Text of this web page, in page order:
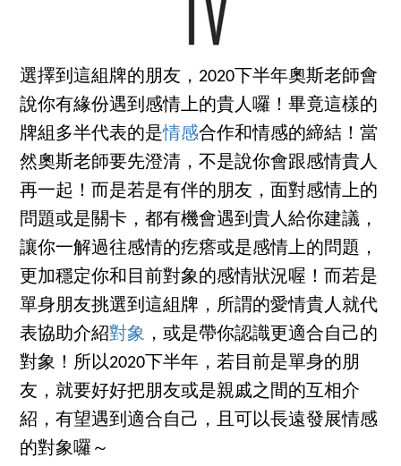
選擇到這組牌的朋友，2020下半年奧斯老師會
說你有緣份遇到感情上的貴人囉！畢竟這樣的
牌組多半代表的是情感合作和情感的締結！當
然奧斯老師要先澄清，不是說你會跟感情貴人
再一起！而是若是有伴的朋友，面對感情上的
問題或是關卡，都有機會遇到貴人給你建議，
讓你一解過往感情的疙瘩或是感情上的問題，
更加穩定你和目前對象的感情狀況喔！而若是
單身朋友挑選到這組牌，所謂的愛情貴人就代
表協助介紹對象 ，或是帶你認識更適合自己的
對象！所以2020下半年，若目前是單身的朋
友，就要好好把朋友或是親戚之間的互相介
紹，有望遇到適合自己，且可以長遠發展情感
的對象囉～